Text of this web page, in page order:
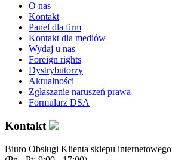
O nas
Kontakt
Panel dla firm
Kontakt dla mediów
Wydaj u nas
Foreign rights
Dystrybutorzy
Aktualności
Zgłaszanie naruszeń prawa
Formularz DSA
Kontakt
Biuro Obsługi Klienta sklepu internetowego